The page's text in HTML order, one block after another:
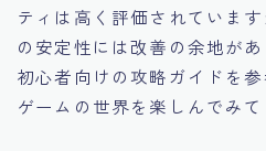
ティは高く評価されていま
の安定性には改善の余地が
初心者向けの攻略ガイドを
ゲームの世界を楽しんでみて